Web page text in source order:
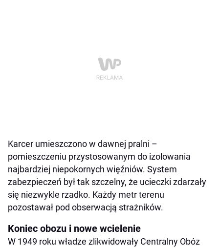
Karcer umieszczono w dawnej pralni –
pomieszczeniu przystosowanym do izolowania
najbardziej niepokornych więźniów. System
zabezpieczeń był tak szczelny, że ucieczki zdarzały
się niezwykle rzadko. Każdy metr terenu
pozostawał pod obserwacją strażników.
Koniec obozu i nowe wcielenie
W 1949 roku władze zlikwidowały Centralny Obóz